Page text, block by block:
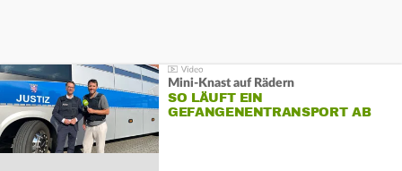
Mini-Knast auf Rädern
SO LÄUFT EIN
GEFANGENENTRANSPORT AB